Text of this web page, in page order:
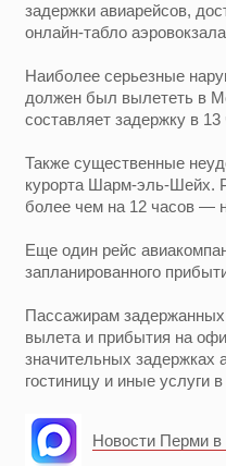
задержки авиарейсов,
онлайн-табло
Наиболее серьезные
должен был вылететь в
составляет задержку в 13
Также существенные
курорта Шарм-эль-Шейх.
более чем на 12 часов —
Еще один рейс
запланированного
Пассажирам
вылета и прибытия на
значительных задержках
гостиницу и иные услуги
Новости Перми в